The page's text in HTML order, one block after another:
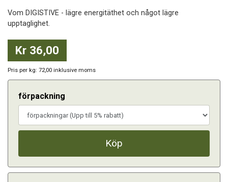
Vom DIGISTIVE - lägre energitäthet och något lägre
upptaglighet.
Kr 36,00
Pris per kg: 72,00 inklusive moms
förpackning
Köp